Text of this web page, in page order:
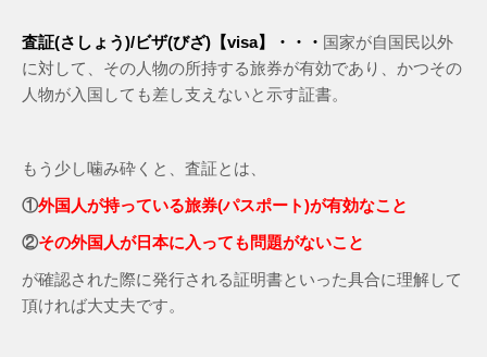
査証(さしょう)/ビザ(びざ)【visa】・・・ 国家が自国民以外
に対して、その人物の所持する旅券が有効であり、かつその
人物が入国しても差し支えないと示す証書。
もう少し噛み砕くと、査証とは、
①外国人が持っている旅券(パスポート)が有効なこと
②その外国人が日本に入っても問題がないこと
が確認された際に発行される証明書といった具合に理解して
頂ければ大丈夫です。